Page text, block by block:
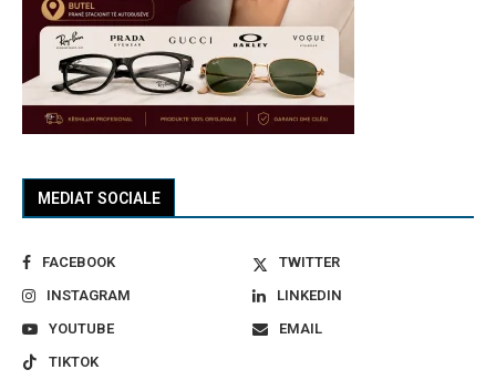
MEDIAT SOCIALE
FACEBOOK
TWITTER
INSTAGRAM
LINKEDIN
YOUTUBE
EMAIL
TIKTOK